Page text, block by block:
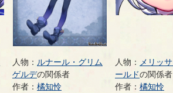
人物： ルナール・グリム
ゲルデの関係者
作者： 橘知怜
人物：
メリッ
ールドの関係者
作者： 橘知怜